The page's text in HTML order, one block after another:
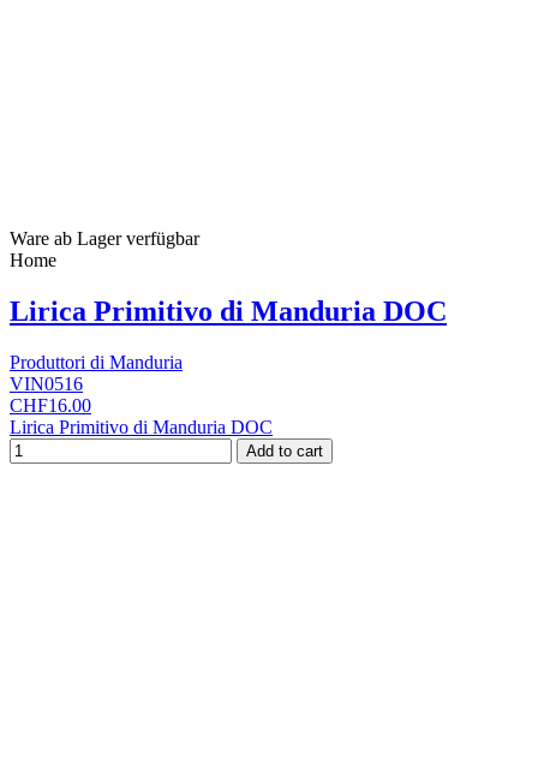
Ware ab Lager verfügbar
Home
Lirica Primitivo di Manduria DOC
Produttori di Manduria
VIN0516
CHF16.00
Lirica Primitivo di Manduria DOC
Add to cart